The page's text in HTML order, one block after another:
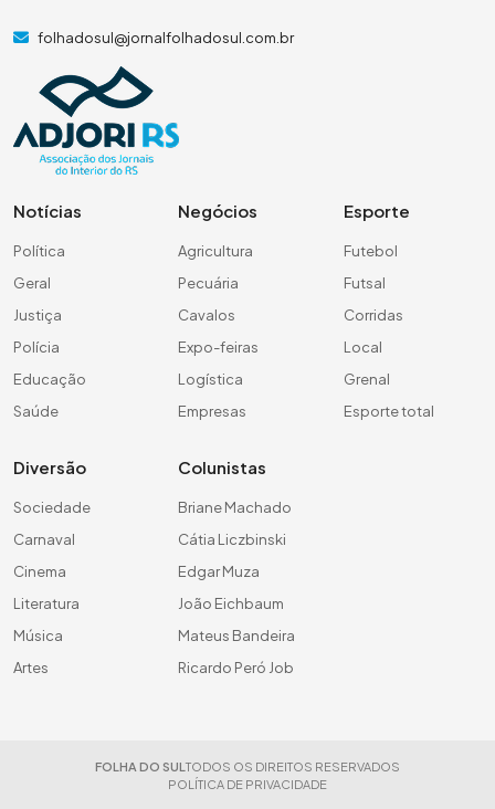
folhadosul@jornalfolhadosul.com.br
Notícias
Política
Geral
Justiça
Polícia
Educação
Saúde
Negócios
Agricultura
Pecuária
Cavalos
Expo-feiras
Logística
Empresas
Esporte
Futebol
Futsal
Corridas
Local
Grenal
Esporte total
Diversão
Sociedade
Carnaval
Cinema
Literatura
Música
Artes
Colunistas
Briane Machado
Cátia Liczbinski
Edgar Muza
João Eichbaum
Mateus Bandeira
Ricardo Peró Job
FOLHA DO SUL TODOS OS DIREITOS RESERVADOS
POLÍTICA DE PRIVACIDADE